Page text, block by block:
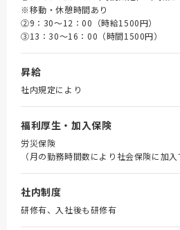
※移動・休憩時間あり
➁9：30～12：00（時給1500円）
③13：30～16：00（時間1500円）
昇給
社内規定により
福利厚生・加入保険
労災保険
（月の勤務時間数により社会保険に加入
社内制度
研修有、入社後も研修有